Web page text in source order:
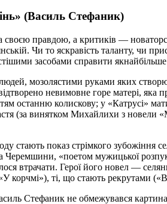
(Василь Стефаник)
своєю правдою, а критиків —
Чи то яскравість таланту, чи
засобами справити
мозолястими руками яких
невимовне горе матері,
останню колискову; у «Катрусі»
(за винятком Михайлихи з
стають показ стрімкого зубожіння
«поетом мужицької
втрачати. Герої його новел —
корчмі»), ті, що стають рекрутами
Стефаник не обмежувався